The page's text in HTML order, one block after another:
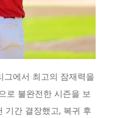
그에서 최고의 잠재력을
로 불완전한 시즌을 보
기간 결장했고, 복귀 후